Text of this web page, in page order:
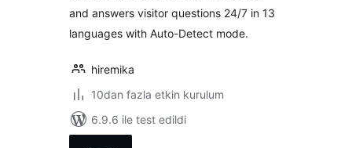
and answers visitor questions 24/7 in 13
languages with Auto-Detect mode.
hiremika
10dan fazla etkin kurulum
6.9.6 ile test edildi